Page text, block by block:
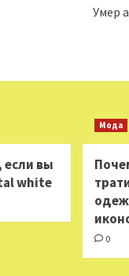
Умер
если вы
white
Мода
0